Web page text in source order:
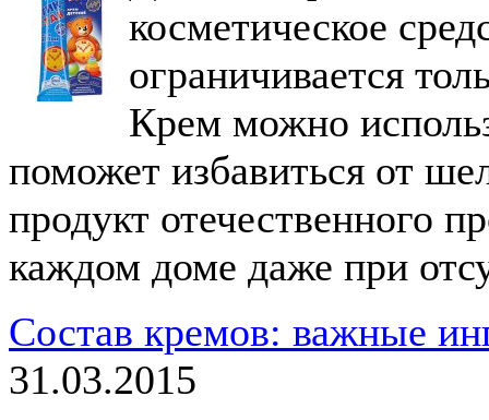
косметическое
ограничивается
Крем можно
поможет избавиться от
продукт отечественного
каждом доме даже при
Состав кремов: важные
31.03.2015